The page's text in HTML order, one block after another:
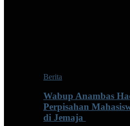
Berita
Wabup Anambas
Perpisahan
di Jemaja ‎